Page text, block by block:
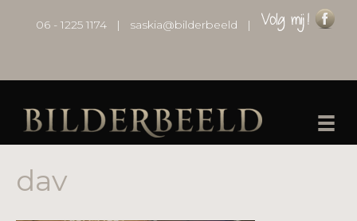
06 - 1225 1174 | saskia@bilderbeeld |
dav